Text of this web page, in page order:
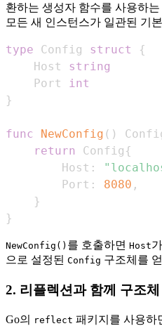
환하는 생성자 함수를 사용하
모든 새 인스턴스가 일관된 기
type Config struct
{
    Host
string
    Port
int
}
func NewConfig ( )
return
Config {
        Host
:
        Port
: 8080 ,
}
}
NewConfig() 를 호출하면 Host가
으로 설정된 Config 구조체를
2. 리플렉션과 함께 구조
Go의 reflect 패키지를 사용하